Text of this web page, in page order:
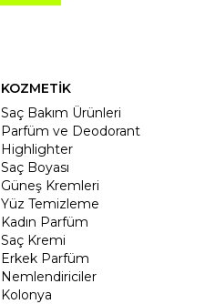
KOZMETİK
Saç Bakım Ürünleri
Parfüm ve Deodorant
Highlighter
Saç Boyası
Güneş Kremleri
Yüz Temizleme
Kadın Parfüm
Saç Kremi
Erkek Parfüm
Nemlendiriciler
Kolonya